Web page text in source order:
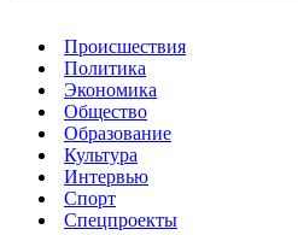
Происшествия
Политика
Экономика
Общество
Образование
Культура
Интервью
Спорт
Спецпроекты